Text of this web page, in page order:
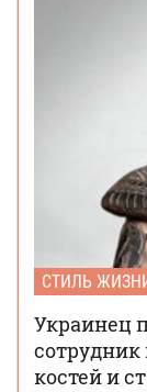
СТИЛЬ
Украинец
сотрудник
костей и